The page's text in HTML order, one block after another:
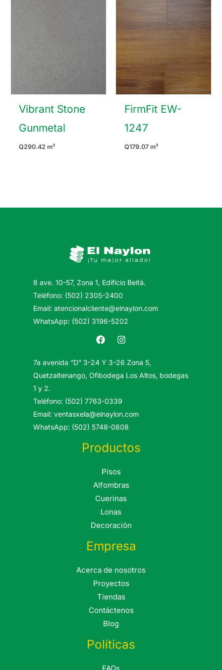
Vibrant Stone
Gunmetal
Q290.42 m²
FirmFit EW-
1247
Q179.07m²
8 ave. 10-57, Zona 1, Edificio Beitá.
Teléfono: (502) 2305-2400
Email: atencionalcliente@elnaylon.com
WhatsApp: (502) 3196-5202
7a avenida “D” 3-24 Y 3-26 Zona 5,
Quetzaltenango, Ofibodega Los Altos, bodegas
1 y 2.
Teléfono: (502) 7763-0339
Email: ventasxela@elnaylon.com
WhatsApp: (502) 5748-0808
Productos
Pisos
Alfombras
Cuerinas
Lonas
Decoración
Empresa
Acerca de nosotros
Proyectos
Tiendas
Contáctenos
Blog
Políticas